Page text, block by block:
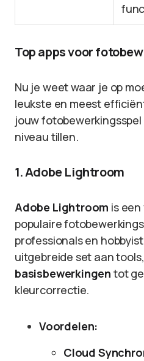
Top apps voor
Nu je weet waar je op
leukste en meest
jouw
niveau tillen.
1. Adobe Lightroom
Adobe Lightroom is
populaire
professionals en
uitgebreide set aan
basisbewerkingen tot
kleurcorrectie.
Voordelen:
Cloud